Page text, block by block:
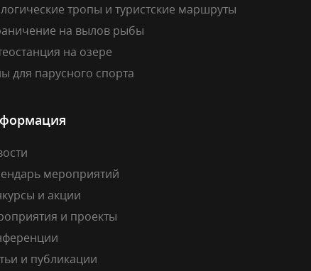
тропы и туристские маршруты
на вылов рыбы
на озере
для парусного спорта
мероприятий
и акции
и проекты
и публикации